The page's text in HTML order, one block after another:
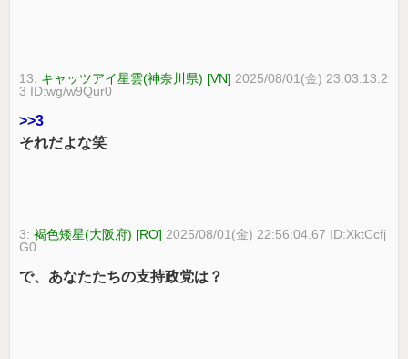
13: キャッツアイ星雲(神奈川県) [VN] 2025/08/01(金) 23:03:13.2
3 ID:wg/w9Qur0
>>3
それだよな笑
3:褐色矮星(大阪府) [RO] 2025/08/01(金) 22:56:04.67 ID:XktCcfj
G0
で、あなたたちの支持政党は？